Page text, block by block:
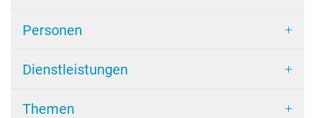
Personen
Dienstleistungen
Themen